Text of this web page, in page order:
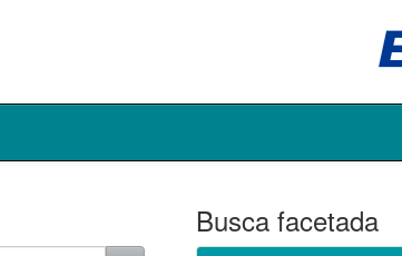
Busca facetada